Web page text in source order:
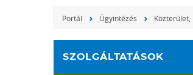
Portál Ügyintézés
SZOLGÁLTATÁSOK